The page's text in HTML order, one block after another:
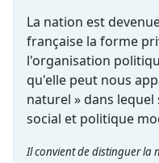
La nation est
française la forme
l'organisation
qu'elle peut nous
naturel » dans lequel
social et politique
Il convient de distinguer la